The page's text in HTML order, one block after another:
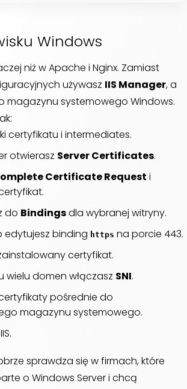
Windows
niż w Apache i Nginx. Zamiast
używasz IIS Manager, a
magazynu systemowego Windows.
certyfikatu i intermediates.
otwierasz Server Certificates.
Certificate Request i
do Bindingsdla wybranej witryny.
edytujesz binding https na porcie 443.
certyfikat.
wielu domen włączasz SNI.
pośrednie do
magazynu systemowego.
sprawdza się w firmach, które
o Windows Server i chcą